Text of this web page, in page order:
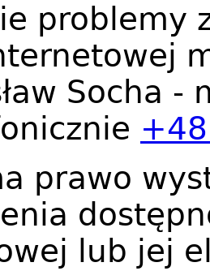
problemy
Socha -
prawo
lub jej